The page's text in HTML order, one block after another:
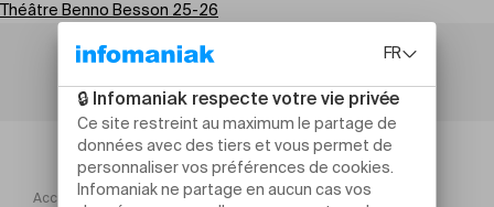
Théâtre Benno Besson 25-26
Accueil
Théâtre Benno Besson 25 26